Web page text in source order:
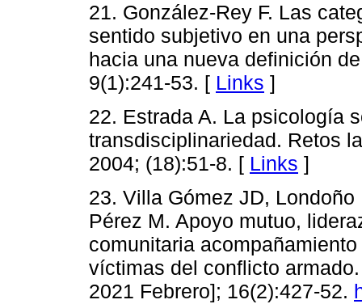
21. González-Rey F. Las
sentido subjetivo en una
hacia una nueva definición
9(1):241-53. [ Links ]
22. Estrada A. La psicología
transdisciplinariedad. Retos
2004; (18):51-8. [ Links ]
23. Villa Gómez JD,
Pérez M. Apoyo mutuo,
comunitaria
víctimas del conflicto
2021 Febrero]; 16(2):427-52.